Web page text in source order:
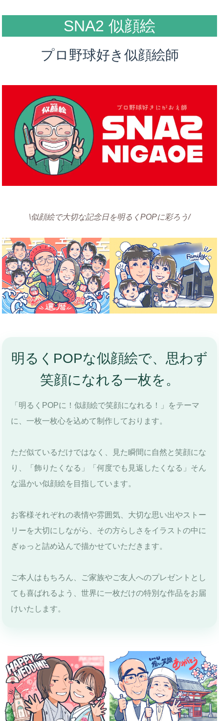
SNA2 似顔絵
プロ野球好き似顔絵師
\似顔絵で大切な記念日を明るくPOPに彩ろう/
明るくPOPな似顔絵で、思わず
笑顔になれる一枚を。
「明るくPOPに！似顔絵で笑顔になれる！」をテーマ
に、一枚一枚心を込めて制作しております。
ただ似ているだけではなく、見た瞬間に自然と笑顔にな
り、「飾りたくなる」「何度でも見返したくなる」そん
な温かい似顔絵を目指しています。
お客様それぞれの表情や雰囲気、大切な思い出やストー
リーを大切にしながら、その方らしさをイラストの中に
ぎゅっと詰め込んで描かせていただきます。
ご本人はもちろん、ご家族やご友人へのプレゼントとし
ても喜ばれるよう、世界に一枚だけの特別な作品をお届
けいたします。